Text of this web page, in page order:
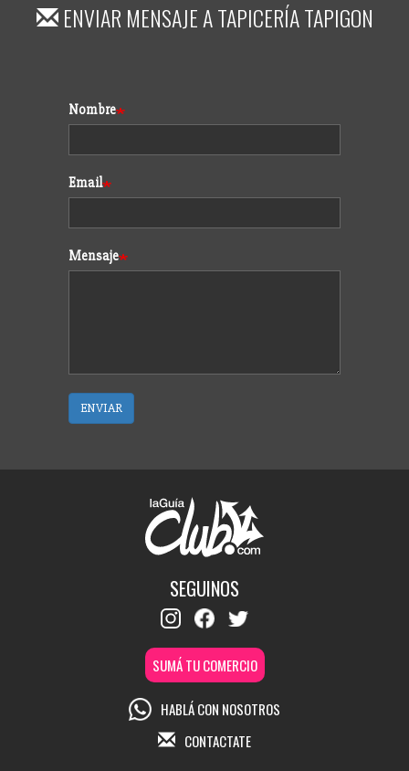
ENVIAR MENSAJE ATAPICERÍA TAPIGON
Formulario
Nombre
Email
Mensaje
ENVIAR
SEGUINOS
SUMÁ TU COMERCIO
HABLÁ CON NOSOTROS
CONTACTATE